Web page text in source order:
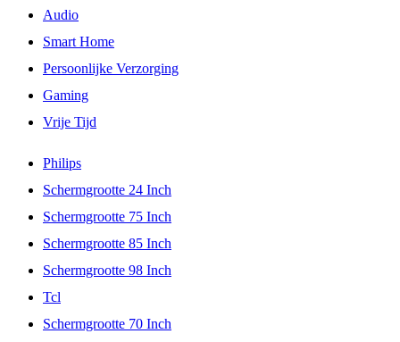
Audio
Smart Home
Persoonlijke Verzorging
Gaming
Vrije Tijd
Philips
Schermgrootte 24 Inch
Schermgrootte 75 Inch
Schermgrootte 85 Inch
Schermgrootte 98 Inch
Tcl
Schermgrootte 70 Inch